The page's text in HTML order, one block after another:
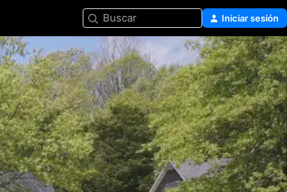
Buscar Iniciar sesión